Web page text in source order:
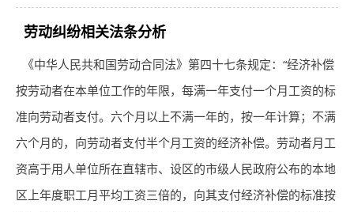
劳动纠纷相关法条分析
《中华人民共和国劳动合同法》第四十七条规定：“经济补偿
按劳动者在本单位工作的年限，每满一年支付一个月工资的标
准向劳动者支付。六个月以上不满一年的，按一年计算；不满
六个月的，向劳动者支付半个月工资的经济补偿。劳动者月工
资高于用人单位所在直辖市、设区的市级人民政府公布的本地
区上年度职工月平均工资三倍的，向其支付经济补偿的标准按